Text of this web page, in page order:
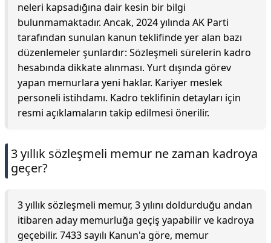
neleri kapsadığına dair kesin bir bilgi
bulunmamaktadır. Ancak, 2024 yılında AK Parti
tarafından sunulan kanun teklifinde yer alan bazı
düzenlemeler şunlardır: Sözleşmeli sürelerin kadro
hesabında dikkate alınması. Yurt dışında görev
yapan memurlara yeni haklar. Kariyer meslek
personeli istihdamı. Kadro teklifinin detayları için
resmi açıklamaların takip edilmesi önerilir.
3 yıllık sözleşmeli memur ne zaman kadroya
geçer?
3 yıllık sözleşmeli memur, 3 yılını doldurduğu andan
itibaren aday memurluğa geçiş yapabilir ve kadroya
geçebilir. 7433 sayılı Kanun'a göre, memur